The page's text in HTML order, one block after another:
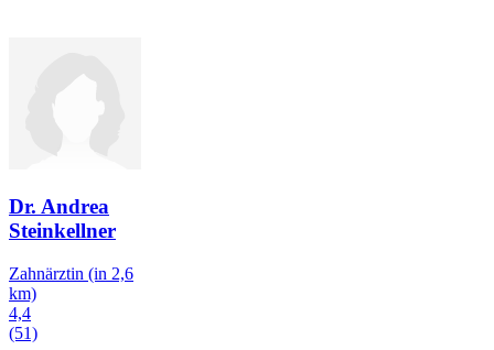
Dr. Andrea
Steinkellner
Zahnärztin (in 2,6
km)
4,4
(51)